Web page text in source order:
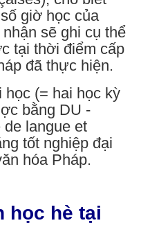
giờ học của
sẽ ghi cụ thể
tại thời điểm cấp
đã thực hiện.
học (= hai học kỳ
bằng DU -
langue et
tốt nghiệp đại
hóa Pháp.
học hè tại